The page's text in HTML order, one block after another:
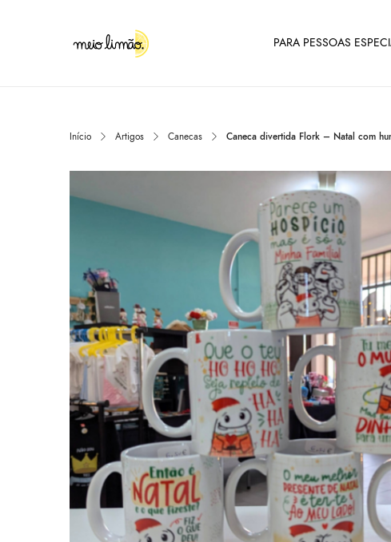
PARA PESSOAS
Início Artigos Canecas Caneca divertida Flork – Natal com